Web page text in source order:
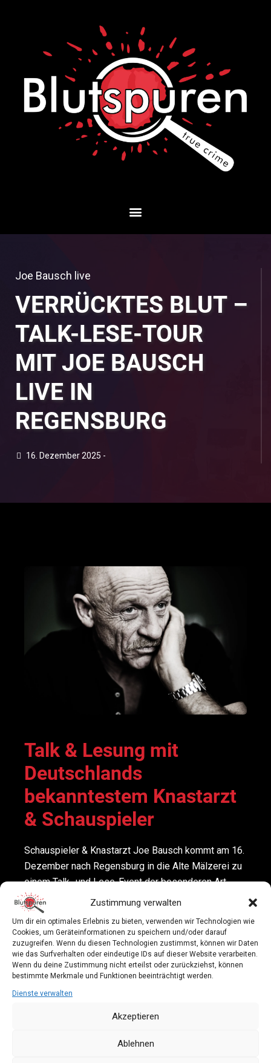
Zustimmung verwalten
Um dir ein optimales Erlebnis zu bieten, verwenden wir Technologien wie
Cookies, um Geräteinformationen zu speichern und/oder darauf
zuzugreifen. Wenn du diesen Technologien zustimmst, können wir Daten
wie das Surfverhalten oder eindeutige IDs auf dieser Website verarbeiten.
Wenn du deine Zustimmung nicht erteilst oder zurückziehst, können
bestimmte Merkmale und Funktionen beeinträchtigt werden.
Dienste verwalten
Akzeptieren
Ablehnen
Joe Bausch live
VERRÜCKTES BLUT –
TALK-LESE-TOUR
MIT JOE BAUSCH
LIVE IN
REGENSBURG
16. Dezember 2025 -
Talk & Lesung mit
Deutschlands
bekanntestem Knastarzt
& Schauspieler
Schauspieler & Knastarzt Joe Bausch kommt am 16.
Dezember nach Regensburg in die Alte Mälzerei zu
einem Talk- und Lese-Event der besonderen Art.
Wer ihn kennt, weiß: Es wird kurzweilig und
unterhaltsam.
Die meisten kennen den Schauspieler Joe Bausch
aus dem Kölner Tatort als Rechtsmediziner Dr.
Joseph Roth. Die wenigsten kennen ihn hoffentlich
aus dem Knast. Denn in Deutschlands größtem
Jahre lang Anstaltsarzt. Sehr unterhaltsame